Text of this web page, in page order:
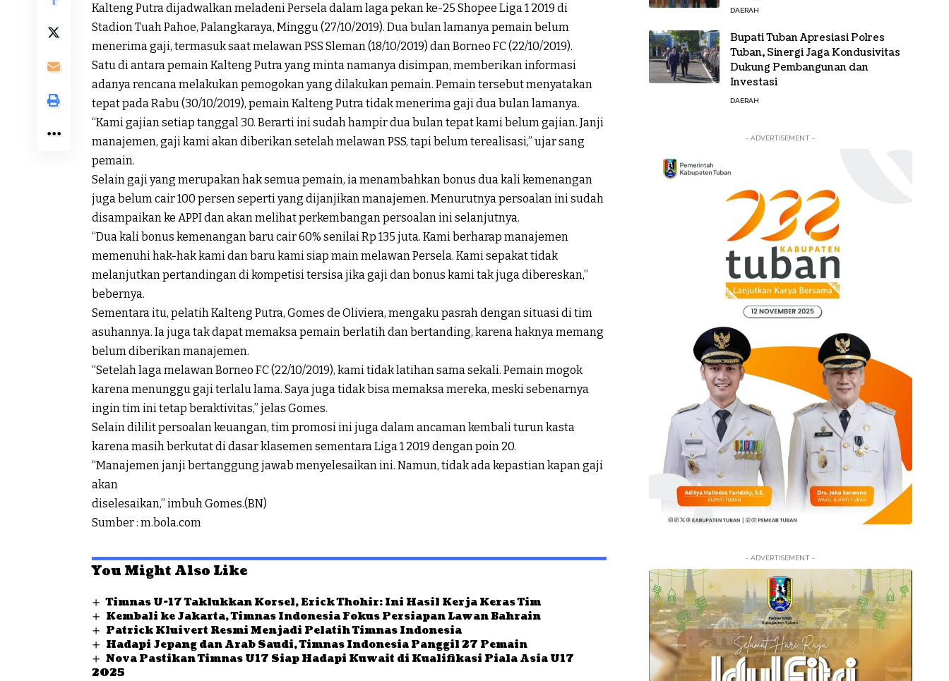
Kalteng Putra dijadwalkan meladeni Persela dalam laga pekan ke-25 Shopee Liga 1 2019 di
Stadion Tuah Pahoe, Palangkaraya, Minggu (27/10/2019). Dua bulan lamanya pemain belum
menerima gaji, termasuk saat melawan PSS Sleman (18/10/2019) dan Borneo FC (22/10/2019).
Satu di antara pemain Kalteng Putra yang minta namanya disimpan, memberikan informasi
adanya rencana melakukan pemogokan yang dilakukan pemain. Pemain tersebut menyatakan
tepat pada Rabu (30/10/2019), pemain Kalteng Putra tidak menerima gaji dua bulan lamanya.
“Kami gajian setiap tanggal 30. Berarti ini sudah hampir dua bulan tepat kami belum gajian. Janji
manajemen, gaji kami akan diberikan setelah melawan PSS, tapi belum terealisasi,” ujar sang
pemain.
Selain gaji yang merupakan hak semua pemain, ia menambahkan bonus dua kali kemenangan
juga belum cair 100 persen seperti yang dijanjikan manajemen. Menurutnya persoalan ini sudah
disampaikan ke APPI dan akan melihat perkembangan persoalan ini selanjutnya.
“Dua kali bonus kemenangan baru cair 60% senilai Rp 135 juta. Kami berharap manajemen
memenuhi hak-hak kami dan baru kami siap main melawan Persela. Kami sepakat tidak
melanjutkan pertandingan di kompetisi tersisa jika gaji dan bonus kami tak juga dibereskan,”
bebernya.
Sementara itu, pelatih Kalteng Putra, Gomes de Oliviera, mengaku pasrah dengan situasi di tim
asuhannya. Ia juga tak dapat memaksa pemain berlatih dan bertanding, karena haknya memang
belum diberikan manajemen.
“Setelah laga melawan Borneo FC (22/10/2019), kami tidak latihan sama sekali. Pemain mogok
karena menunggu gaji terlalu lama. Saya juga tidak bisa memaksa mereka, meski sebenarnya
ingin tim ini tetap beraktivitas,” jelas Gomes.
Selain dililit persoalan keuangan, tim promosi ini juga dalam ancaman kembali turun kasta
karena masih berkutat di dasar klasemen sementara Liga 1 2019 dengan poin 20.
“Manajemen janji bertanggung jawab menyelesaikan ini. Namun, tidak ada kepastian kapan gaji
akan
diselesaikan,” imbuh Gomes.(BN)
Sumber : m.bola.com
You Might Also Like
Timnas U-17 Taklukkan Korsel, Erick Thohir: Ini Hasil Kerja Keras Tim
Kembali ke Jakarta, Timnas Indonesia Fokus Persiapan Lawan Bahrain
Patrick Kluivert Resmi Menjadi Pelatih Timnas Indonesia
Hadapi Jepang dan Arab Saudi, Timnas Indonesia Panggil 27 Pemain
Nova Pastikan Timnas U17 Siap Hadapi Kuwait di Kualifikasi Piala Asia U17
2025
DAERAH
Bupati Tuban Apresiasi Polres
Tuban, Sinergi Jaga Kondusivitas
Dukung Pembangunan dan
Investasi
DAERAH
- ADVERTISEMENT -
- ADVERTISEMENT -